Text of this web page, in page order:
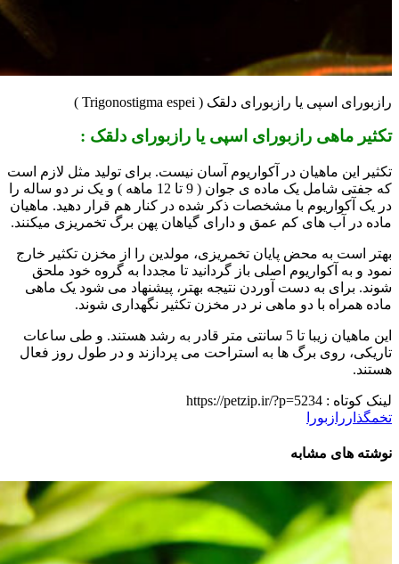
رازبورای اسپی یا رازبورای دلقک ( Trigonostigma espei )
تکثیر ماهی رازبورای اسپی یا رازبورای دلقک :
تکثیر این ماهیان در آکواریوم آسان نیست. برای تولید مثل لازم است
که جفتی شامل یک ماده ی جوان ( 9 تا 12 ماهه ) و یک نر دو ساله را
در یک آکواریوم با مشخصات ذکر شده در کنار هم قرار دهید. ماهیان
ماده در آب های کم عمق و دارای گیاهان پهن برگ تخمریزی میکنند.
بهتر است به محض پایان تخمریزی، مولدین را از مخزن تکثیر خارج
نمود و به آکواریوم اصلی باز گردانید تا مجددا به گروه خود ملحق
شوند. برای به دست آوردن نتیجه بهتر، پیشنهاد می شود یک ماهی
ماده همراه با دو ماهی نر در مخزن تکثیر نگهداری شوند.
این ماهیان زیبا تا 5 سانتی متر قادر به رشد هستند. و طی ساعات
تاریکی، روی برگ ها به استراحت می پردازند و در طول روز فعال
هستند.
لینک کوتاه : https://petzip.ir/?p=5234
تخمگذار رازبورا
نوشته های مشابه